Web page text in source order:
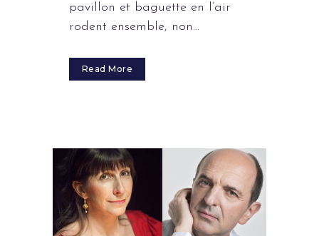
pavillon et baguette en l’air
rodent ensemble, non...
Read More